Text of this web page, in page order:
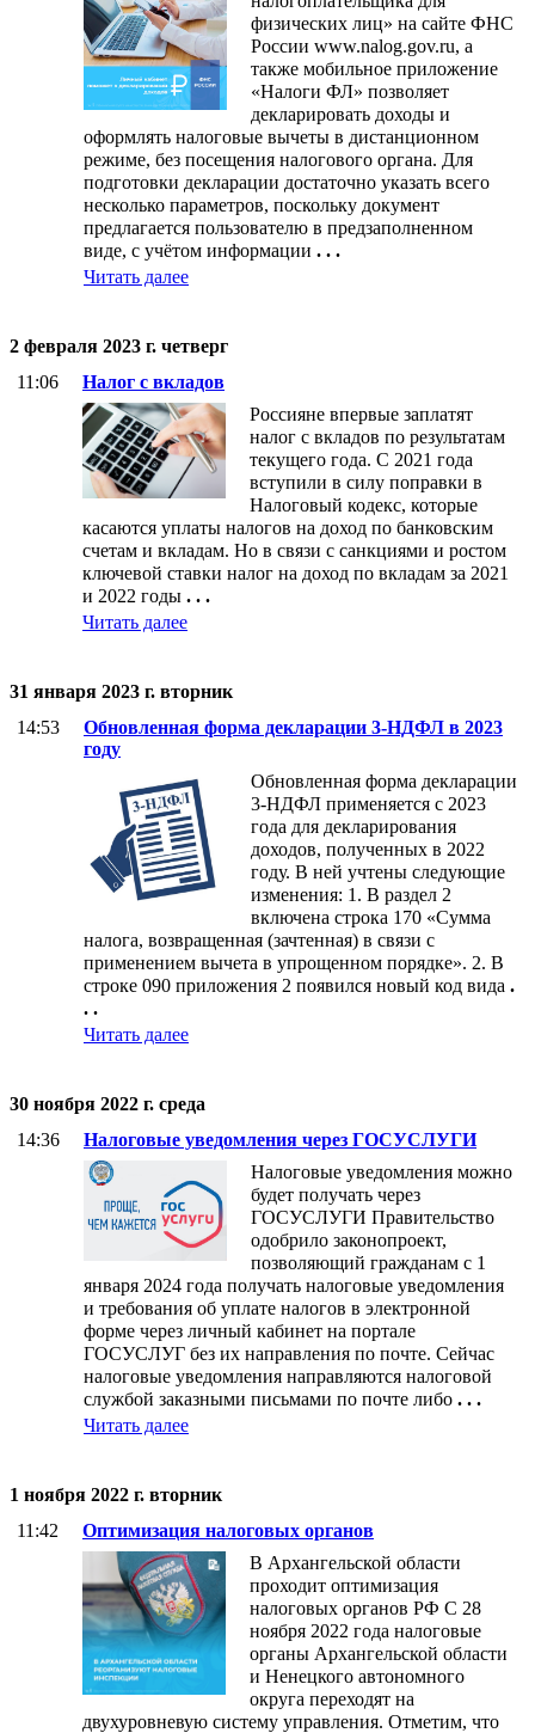
физических лиц» на сайте ФНС
России www.nalog.gov.ru, а
также мобильное приложение
«Налоги ФЛ» позволяет
декларировать доходы и
оформлять налоговые вычеты в дистанционном
режиме, без посещения налогового органа. Для
подготовки декларации достаточно указать всего
несколько параметров, поскольку документ
предлагается пользователю в предзаполненном
виде, с учётом информации . . .
Читать далее
2 февраля 2023 г. четверг
11:06
Налог с вкладов
Россияне впервые заплатят
налог с вкладов по результатам
текущего года. С 2021 года
вступили в силу поправки в
Налоговый кодекс, которые
касаются уплаты налогов на доход по банковским
счетам и вкладам. Но в связи с санкциями и ростом
ключевой ставки налог на доход по вкладам за 2021
и 2022 годы . . .
Читать далее
31 января 2023 г. вторник
14:53
Обновленная форма декларации 3-НДФЛ в 2023
году
Обновленная форма декларации
3-НДФЛ применяется с 2023
года для декларирования
доходов, полученных в 2022
году. В ней учтены следующие
изменения: 1. В раздел 2
включена строка 170 «Сумма
налога, возвращенная (зачтенная) в связи с
применением вычета в упрощенном порядке». 2. В
строке 090 приложения 2 появился новый код вида .
. .
Читать далее
30 ноября 2022 г. среда
14:36
Налоговые уведомления через ГОСУСЛУГИ
Налоговые уведомления можно
будет получать через
ГОСУСЛУГИ Правительство
одобрило законопроект,
позволяющий гражданам с 1
января 2024 года получать налоговые уведомления
и требования об уплате налогов в электронной
форме через личный кабинет на портале
ГОСУСЛУГ без их направления по почте. Сейчас
налоговые уведомления направляются налоговой
службой заказными письмами по почте либо . . .
Читать далее
1 ноября 2022 г. вторник
11:42
Оптимизация налоговых органов
В Архангельской области
проходит оптимизация
налоговых органов РФ С 28
ноября 2022 года налоговые
органы Архангельской области
и Ненецкого автономного
округа переходят на
двухуровневую систему управления. Отметим, что